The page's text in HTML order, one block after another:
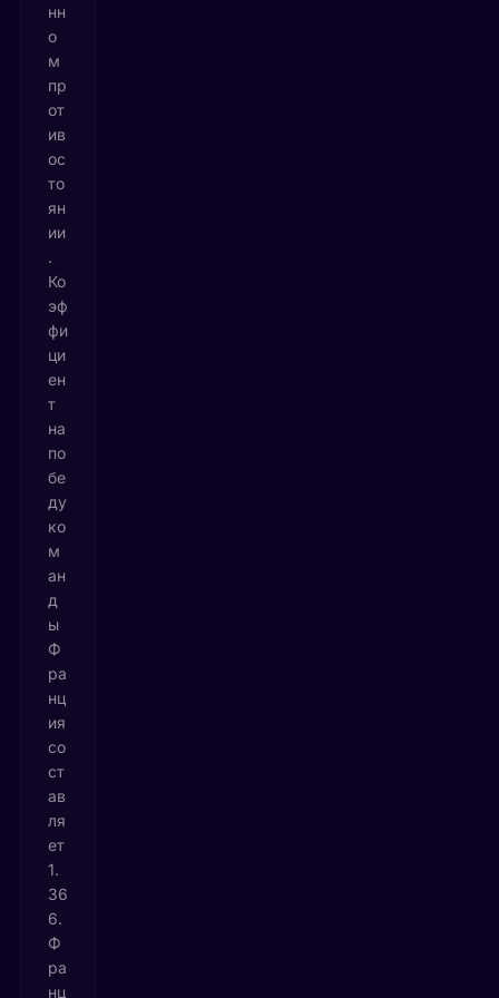
нн
о
м
пр
от
ив
ос
то
ян
ии
.
Ко
эф
фи
ци
ен
т
на
по
бе
ду
ко
м
ан
д
ы
Ф
ра
нц
ия
со
ст
ав
ля
ет
1.
36
6.
Ф
ра
нц